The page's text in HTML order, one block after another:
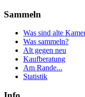
Sammeln
Was sind alte
Was sammeln?
Alt gegen neu
Kaufberatung
Am Rande...
Statistik